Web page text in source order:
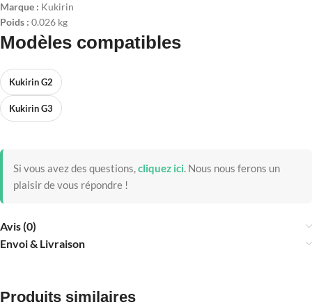
Marque : Kukirin
Poids : 0.026 kg
Modèles compatibles
Kukirin G2
Kukirin G3
Si vous avez des questions,cliquez ici. Nous nous ferons un
plaisir de vous répondre !
Avis (0)
Envoi & Livraison
Produits similaires